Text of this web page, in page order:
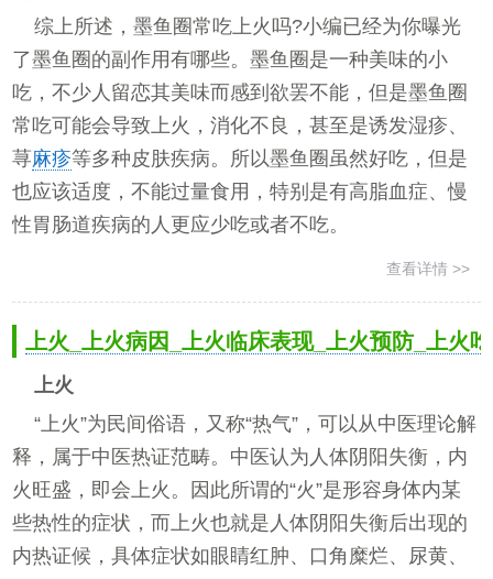
综上所述，墨鱼圈常吃上火吗?小编已经为你曝光
了墨鱼圈的副作用有哪些。墨鱼圈是一种美味的小
吃，不少人留恋其美味而感到欲罢不能，但是墨鱼圈
常吃可能会导致上火，消化不良，甚至是诱发湿疹、
荨麻疹等多种皮肤疾病。所以墨鱼圈虽然好吃，但是
也应该适度，不能过量食用，特别是有高脂血症、慢
性胃肠道疾病的人更应少吃或者不吃。
查看详情 >>
上火_上火病因_上火临床表现_上火预防_上火
上火
“上火”为民间俗语，又称“热气”，可以从中医理论解
释，属于中医热证范畴。中医认为人体阴阳失衡，内
火旺盛，即会上火。因此所谓的“火”是形容身体内某
些热性的症状，而上火也就是人体阴阳失衡后出现的
内热证候，具体症状如眼睛红肿、口角糜烂、尿黄、